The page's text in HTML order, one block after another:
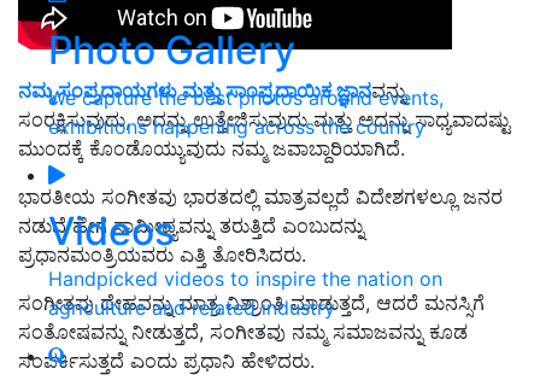
Photo Gallery
We capture the best photos around events,
exhibitions happening across the country
Videos
Handpicked videos to inspire the nation on
agriculture and related industry
ನಮ್ಮ ಸಂಪ್ರದಾಯಗಳು ಮತ್ತು ಸಾಂಪ್ರದಾಯಿಕ ಜ್ಞಾನವನ್ನು
ಸಂರಕ್ಷಿಸುವುದು, ಅದನ್ನು ಉತ್ತೇಜಿಸುವುದು ಮತ್ತು ಅದನ್ನು ಸಾಧ್ಯವಾದಷ್ಟು
ಮುಂದಕ್ಕೆ ಕೊಂಡೊಯ್ಯುವುದು ನಮ್ಮ ಜವಾಬ್ದಾರಿಯಾಗಿದೆ.
ಭಾರತೀಯ ಸಂಗೀತವು ಭಾರತದಲ್ಲಿ ಮಾತ್ರವಲ್ಲದೆ ವಿದೇಶಗಳಲ್ಲೂ ಜನರ
ನಡುವೆ ಹೇಗೆ ಸಾಮೀಪ್ಯವನ್ನು ತರುತ್ತಿದೆ ಎಂಬುದನ್ನು
ಪ್ರಧಾನಮಂತ್ರಿಯವರು ಎತ್ತಿ ತೋರಿಸಿದರು.
ಸಂಗೀತವು ದೇಹವನ್ನು ಮಾತ್ರ ವಿಶ್ರಾಂತಿ ಮಾಡುತ್ತದೆ, ಆದರೆ ಮನಸ್ಸಿಗೆ
ಸಂತೋಷವನ್ನು ನೀಡುತ್ತದೆ, ಸಂಗೀತವು ನಮ್ಮ ಸಮಾಜವನ್ನು ಕೂಡ
ಸಂಪರ್ಕಿಸುತ್ತದೆ ಎಂದು ಪ್ರಧಾನಿ ಹೇಳಿದರು.